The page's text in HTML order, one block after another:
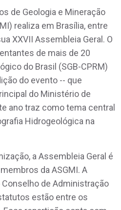
de Geologia e Mineração
realiza em Brasília, entre
XXVII Assembleia Geral. O
de mais de 20
do Brasil (SGB-CPRM)
do evento -- que
do Ministério de
ano traz como tema central
Hidrogeológica na
a Assembleia Geral é
da ASGMI. A
de Administração
estão entre os